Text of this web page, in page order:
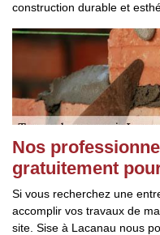
construction durable et
Nos
gratuitement
Si vous recherchez une
accomplir vos travaux de
site. Sise à Lacanau nous